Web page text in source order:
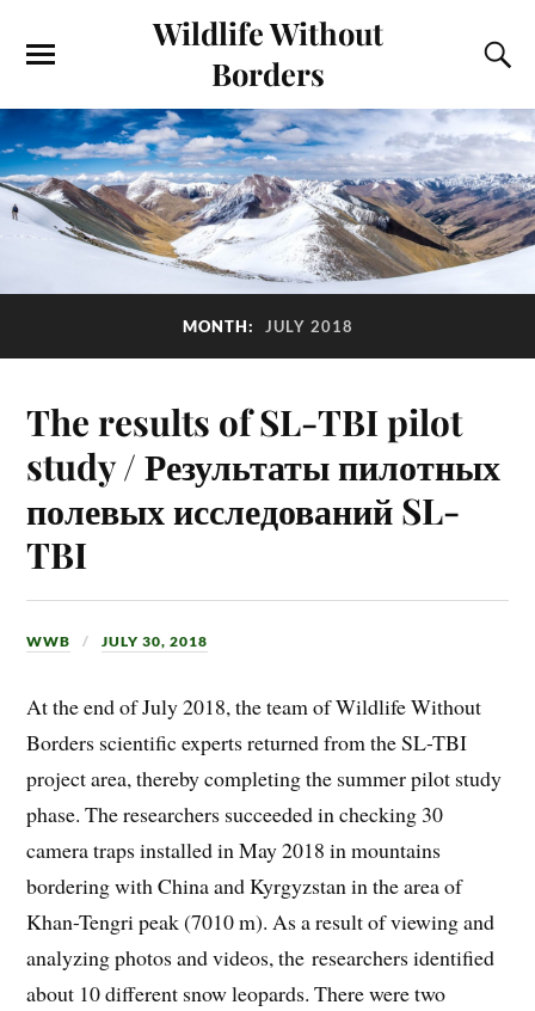
Wildlife Without
Borders
MONTH: JULY 2018
The results of SL-TBI pilot
study / Результаты пилотных
полевых исследований SL-
TBI
WWB JULY 30, 2018
At the end of July 2018, the team of Wildlife Without
Borders scientific experts returned from the SL-TBI
project area, thereby completing the summer pilot study
phase. The researchers succeeded in checking 30
camera traps installed in May 2018 in mountains
bordering with China and Kyrgyzstan in the area of
Khan-Tengri peak (7010 m). As a result of viewing and
analyzing photos and videos, the researchers identified
about 10 different snow leopards. There were two